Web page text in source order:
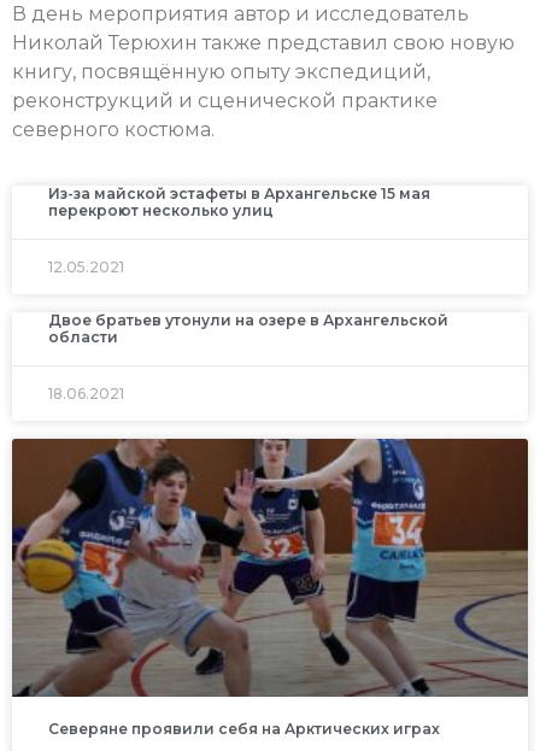
В день мероприятия автор и исследователь
Николай Терюхин также представил свою новую
книгу, посвящённую опыту экспедиций,
реконструкций и сценической практике
северного костюма.
Из-за майской эстафеты в Архангельске 15 мая
перекроют несколько улиц
12.05.2021
Двое братьев утонули на озере в Архангельской
области
18.06.2021
Северяне проявили себя на Арктических играх